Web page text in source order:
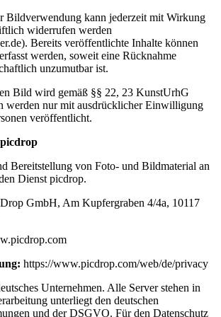
kann jederzeit mit Wirkung
widerrufen werden
Bereits veröffentlichte Inhalte können
werden, soweit eine Rücknahme
unzumutbar ist.
Bild wird gemäß §§ 22, 23 KunstUrhG
werden nur mit ausdrücklicher Einwilligung
veröffentlicht.
Bereitstellung von Foto- und Bildmaterial an
Dienst picdrop.
GmbH, Am Kupfergraben 4/4a, 10117
https://www.picdrop.com/web/de/privacy
Unternehmen. Alle Server stehen in
unterliegt den deutschen
und der DSGVO. Für den Datenschutz